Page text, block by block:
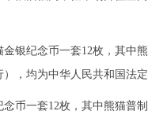
银纪念币一套12枚，其中
，均为中华人民共和国法定
币一套12枚，其中熊猫普